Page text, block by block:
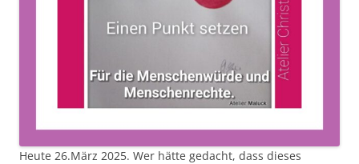
Heute 26.März 2025. Wer hätte gedacht, dass dieses